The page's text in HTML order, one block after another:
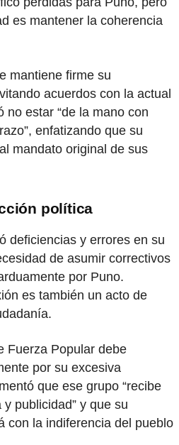
es mantener la coherencia
mantiene firme su
acuerdos con la actual
no estar “de la mano con
enfatizando que su
mandato original de sus
política
deficiencias y errores en su
de asumir correctivos
por Puno.
es también un acto de
Fuerza Popular debe
por su excesiva
que ese grupo “recibe
publicidad” y que su
con la indiferencia del pueblo